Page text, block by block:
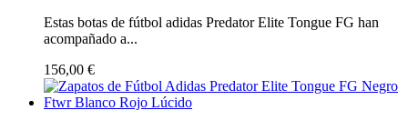
Estas botas de fútbol adidas Predator Elite Tongue FG han
acompañado a...
156,00 €